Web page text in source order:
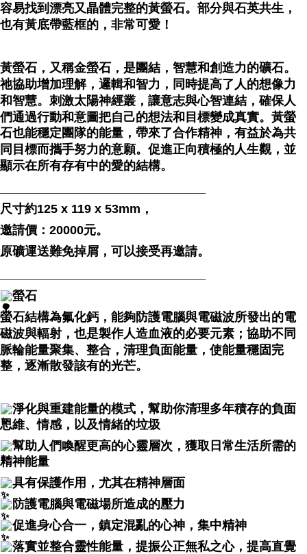
容易找到漂亮又晶體完整的黃螢石。部分與石英共生，
也有黃底帶藍框的，非常可愛！
黃螢石，又稱金螢石，是團結，智慧和創造力的礦石。
祂協助增加理解，邏輯和智力，同時提高了人的想像力
和智慧。刺激太陽神經叢，讓意志與心智連結，確保人
們通過行動和意圖把自己的想法和目標變成真實。黃螢
石也能穩定團隊的能量，帶來了合作精神，有益於為共
同目標而攜手努力的意願。促進正向積極的人生觀，並
顯示在所有存有中的愛的結構。
⁡尺寸約125 x 119 x 53mm，
邀請價：20000元。
原礦運送難免掉屑，可以接受再邀請。
螢石
螢石結構為氟化鈣，能夠防護電腦與電磁波所發出的電
磁波與輻射，也是製作人造血液的必要元素；協助不同
脈輪能量聚集、整合，清理負面能量，使能量穩固完
整，逐漸散發該有的光芒。
淨化與重建能量的模式，幫助你清理多年積存的負面
思維、情感，以及情緒的垃圾
幫助人們喚醒更高的心靈層次，獲取日常生活所需的
精神能量
具有保護作用，尤其在精神層面
防護電腦與電磁場所造成的壓力
促進身心合一，鎮定混亂的心神，集中精神
落實並整合靈性能量，提振公正無私之心，提高直覺